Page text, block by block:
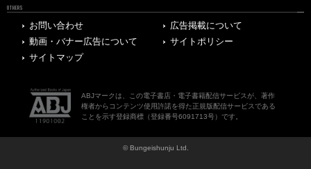
OTHERS
お問い合わせ
広告掲載について
動画・バナー広告について
サイトポリシー
サイトマップ
ABJマークは、この電子書店・電子書籍配信サービスが、著作
権者からコンテンツ使用許諾を得た正規版配信サービスである
ことを示す登録商標（登録番号6091713号）です。
© Bungeishunju Ltd.